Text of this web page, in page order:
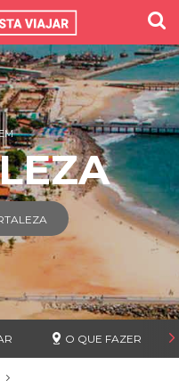
O QUE FAZER